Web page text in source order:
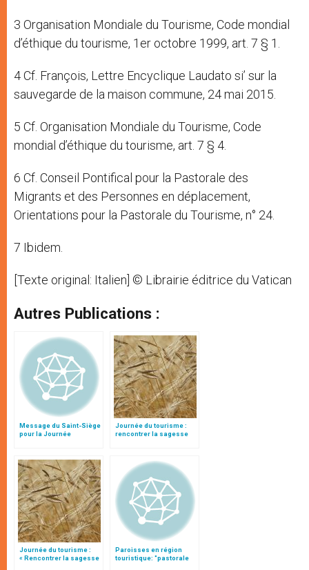
3 Organisation Mondiale du Tourisme, Code mondial
d’éthique du tourisme, 1er octobre 1999, art. 7 § 1.
4 Cf. François, Lettre Encyclique Laudato si’ sur la
sauvegarde de la maison commune, 24 mai 2015.
5 Cf. Organisation Mondiale du Tourisme, Code
mondial d’éthique du tourisme, art. 7 § 4.
6 Cf. Conseil Pontifical pour la Pastorale des
Migrants et des Personnes en déplacement,
Orientations pour la Pastorale du Tourisme, n° 24.
7 Ibidem.
[Texte original: Italien] © Librairie éditrice du Vatican
Autres Publications :
Message du Saint-Siège
pour la Journée
Journée du tourisme :
rencontrer la sagesse
Journée du tourisme :
« Rencontrer la sagesse
Paroisses en région
touristique: "pastorale